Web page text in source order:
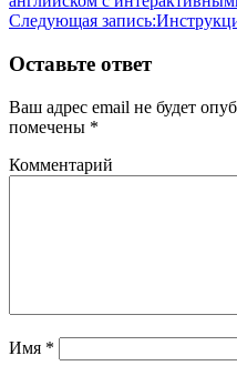
Следующая запись:
Оставьте ответ
Ваш адрес email не будет
помечены *
Комментарий
Имя *